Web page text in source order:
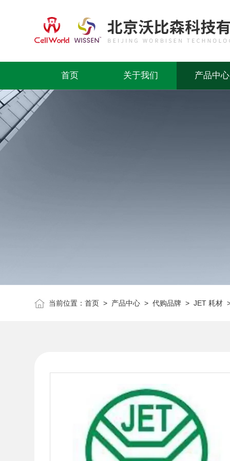
首页 关于我们 产品中心
当前位置：首页 > 产品中心 >代购品牌 >JET 耗材